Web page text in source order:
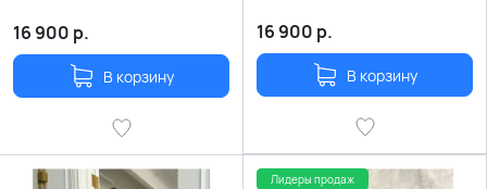
16 900 р.
В корзину
16 900 р.
В корзину
Лидеры продаж